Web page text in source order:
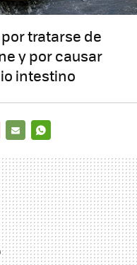
tratarse de
y por causar
intestino
MAIL